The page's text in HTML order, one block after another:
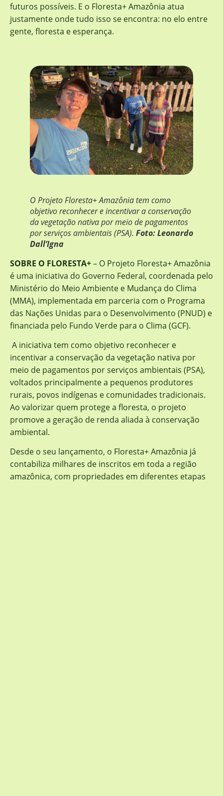
futuros possíveis. E o Floresta+ Amazônia atua
justamente onde tudo isso se encontra: no elo entre
gente, floresta e esperança.
O Projeto Floresta+ Amazônia tem como
objetivo reconhecer e incentivar a conservação
da vegetação nativa por meio de pagamentos
por serviços ambientais (PSA). Foto: Leonardo
Dall’Igna
SOBRE O FLORESTA+– O Projeto Floresta+ Amazônia
é uma iniciativa do Governo Federal, coordenada pelo
Ministério do Meio Ambiente e Mudança do Clima
(MMA), implementada em parceria com o Programa
das Nações Unidas para o Desenvolvimento (PNUD) e
financiada pelo Fundo Verde para o Clima (GCF).
A iniciativa tem como objetivo reconhecer e
incentivar a conservação da vegetação nativa por
meio de pagamentos por serviços ambientais (PSA),
voltados principalmente a pequenos produtores
rurais, povos indígenas e comunidades tradicionais.
Ao valorizar quem protege a floresta, o projeto
promove a geração de renda aliada à conservação
ambiental.
Desde o seu lançamento, o Floresta+ Amazônia já
contabiliza milhares de inscritos em toda a região
amazônica, com propriedades em diferentes etapas